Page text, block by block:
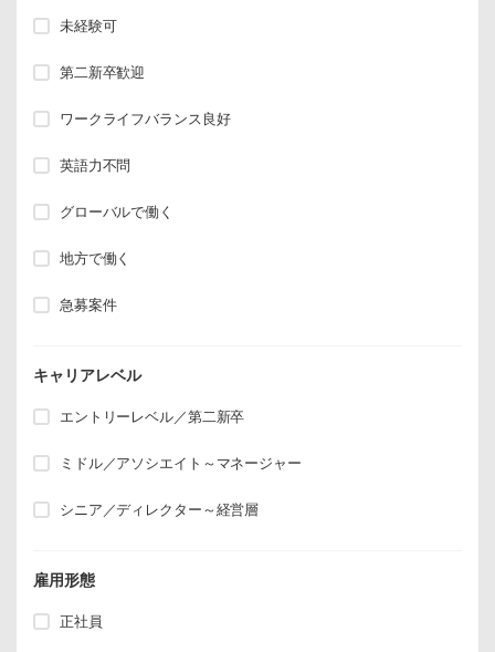
未経験可
第二新卒歓迎
ワークライフバランス良好
英語力不問
グローバルで働く
地方で働く
急募案件
キャリアレベル
エントリーレベル／第二新卒
ミドル／アソシエイト～マネージャー
シニア／ディレクター～経営層
雇用形態
正社員